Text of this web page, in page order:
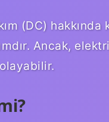
(DC)
Ancak,